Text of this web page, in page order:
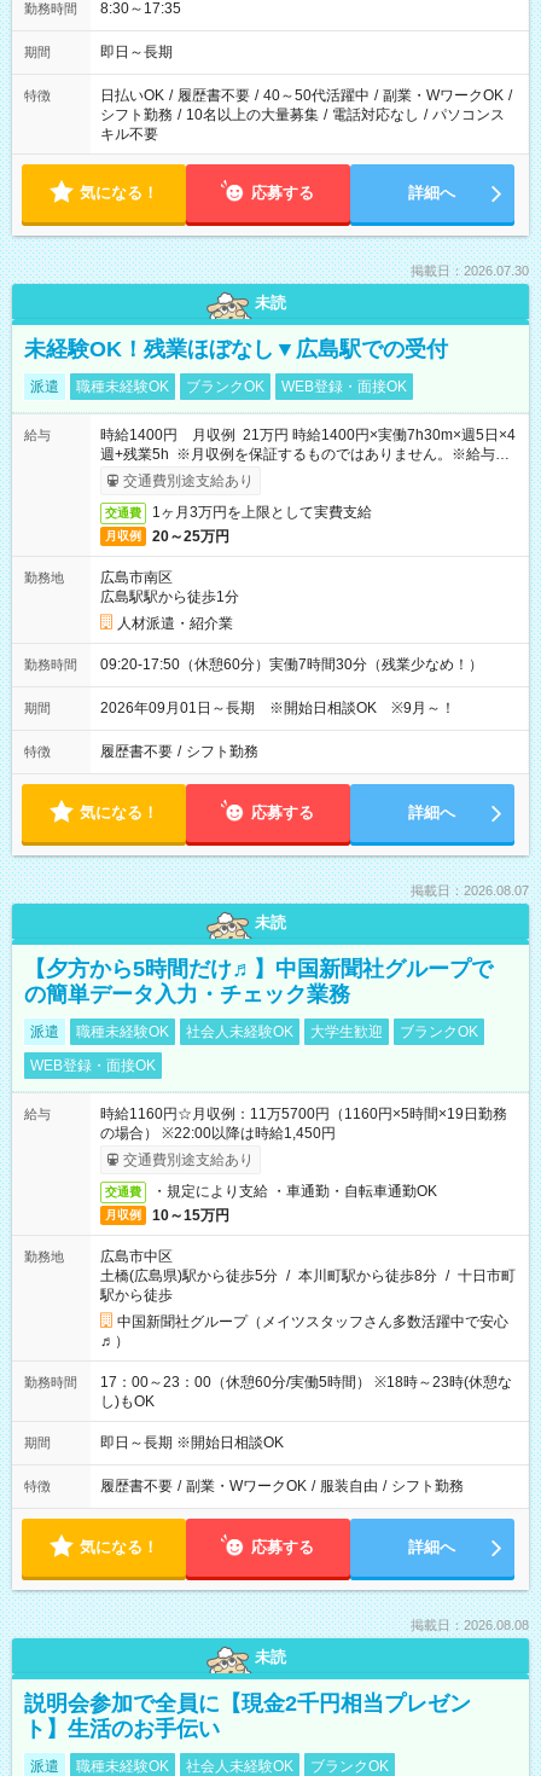
勤務時間 8:30～17:35
期間 即日～長期
特徴 日払いOK / 履歴書不要 / 40～50代活躍中 / 副業・WワークOK /
シフト勤務 / 10名以上の大量募集 / 電話対応なし / パソコンス
キル不要
気になる！ 応募する 詳細へ
掲載日：2026.07.30
未読
未経験OK！残業ほぼなし▼広島駅での受付
派遣 職種未経験OK ブランクOK WEB登録・面接OK
給与
時給1400円 月収例 21万円 時給1400円×実働7h30m×週5日×4
週+残業5h ※月収例を保証するものではありません。※給与即
受取りサービス利用可（利用条件有）
交通費別途支給あり
交通費 1ヶ月3万円を上限として実費支給
月収例 20～25万円
勤務地
広島市南区
広島駅駅から徒歩1分
人材派遣・紹介業
勤務時間 09:20-17:50（休憩60分）実働7時間30分（残業少なめ！）
期間 2026年09月01日～長期 ※開始日相談OK ※9月～！
特徴 履歴書不要 / シフト勤務
気になる！ 応募する 詳細へ
掲載日：2026.08.07
未読
【夕方から5時間だけ♬】中国新聞社グループで
の簡単データ入力・チェック業務
派遣 職種未経験OK 社会人未経験OK 大学生歓迎
ブランクOK
WEB登録・面接OK
給与
時給1160円☆月収例：11万5700円（1160円×5時間×19日勤務
の場合） ※22:00以降は時給1,450円
交通費別途支給あり
交通費 ・規定により支給 ・車通勤・自転車通勤OK
月収例 10～15万円
勤務地
広島市中区
土橋(広島県)駅から徒歩5分 / 本川町駅から徒歩8分 / 十日市町
駅から徒歩
中国新聞社グループ（メイツスタッフさん多数活躍中で安心
♬）
勤務時間
17：00～23：00（休憩60分/実働5時間） ※18時～23時(休憩な
し)もOK
期間 即日～長期 ※開始日相談OK
特徴 履歴書不要 / 副業・WワークOK / 服装自由 / シフト勤務
気になる！ 応募する 詳細へ
掲載日：2026.08.08
未読
説明会参加で全員に【現金2千円相当プレゼン
ト】生活のお手伝い
派遣 職種未経験OK 社会人未経験OK
ブランクOK